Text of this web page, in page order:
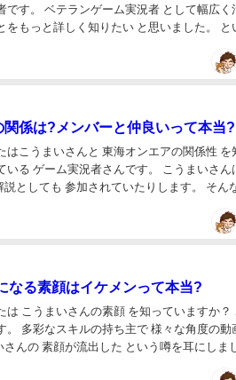
広く活動を さ
係は?メンバーと仲良いって本当?
なる素顔はイケメンって本当?
僕ら